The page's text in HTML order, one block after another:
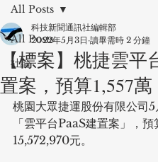
All Posts
社論
All Posts
【標案】桃捷雲平
置案，預算1,557萬
科技新聞通訊社編輯部
2022年5月3日 讀畢需時 2 分鐘
桃園大眾捷運股份有限公司
「雲平台PaaS建置案」，預
15,572,970元。